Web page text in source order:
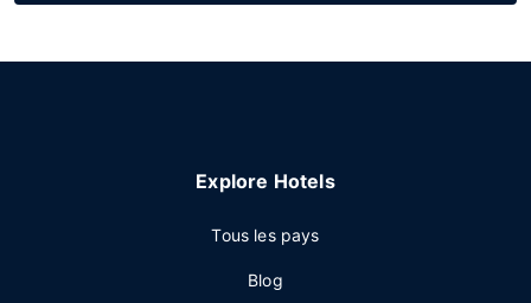
Explore Hotels
Tous les pays
Blog